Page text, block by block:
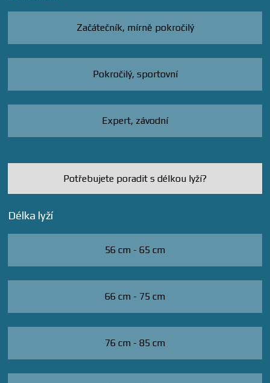
Začátečník, mírně pokročilý
Pokročilý, sportovní
Expert, závodní
Potřebujete poradit s délkou lyží?
Délka lyží
56 cm - 65 cm
66 cm - 75 cm
76 cm - 85 cm